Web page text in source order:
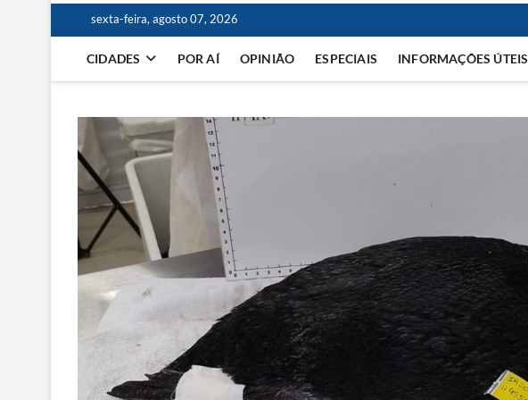
sexta-feira, agosto 07, 2026
CIDADES POR AÍ OPINIÃO ESPECIAIS INFORMAÇÕES ÚTEIS